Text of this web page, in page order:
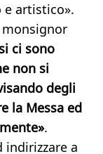
e artistico».
ci sono
non si
degli
la Messa ed
.
indirizzare a